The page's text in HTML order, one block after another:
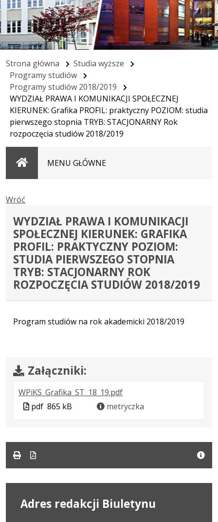
Strona główna
Studia wyższe
Programy studiów
Programy studiów 2018/2019
WYDZIAŁ PRAWA I KOMUNIKACJI SPOŁECZNEJ
KIERUNEK: Grafika PROFIL: praktyczny POZIOM: studia
pierwszego stopnia TRYB: STACJONARNY Rok
rozpoczęcia studiów 2018/2019
StronaMENU GŁÓWNE
Wróć
WYDZIAŁ PRAWA I KOMUNIKACJI
SPOŁECZNEJ KIERUNEK: GRAFIKA
PROFIL: PRAKTYCZNY POZIOM:
STUDIA PIERWSZEGO STOPNIA
TRYB: STACJONARNY ROK
ROZPOCZĘCIA STUDIÓW 2018/2019
Program studiów na rok akademicki 2018/2019
Załączniki:
WPiKS_Grafika_ST_18_19.pdf.
Plik
.
Rozmiar
.
Otwiera
Plik
pdf 865 kB metryczka
Adres redakcji Biuletynu